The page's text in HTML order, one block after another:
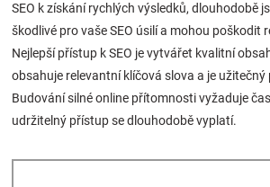
SEO k získání rychlých výsledků, dlouhodobě
škodlivé pro vaše SEO úsilí a mohou poškodit
Nejlepší přístup k SEO je vytvářet kvalitní
obsahuje relevantní klíčová slova a je užitečný
Budování silné online přítomnosti vyžaduje
udržitelný přístup se dlouhodobě vyplatí.